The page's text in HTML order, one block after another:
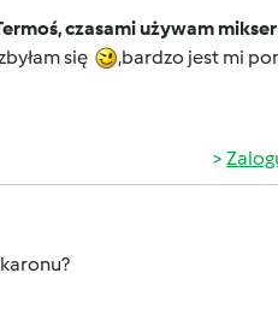
czasami używam
się
,bardzo jest mi